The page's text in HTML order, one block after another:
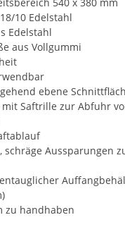
10 Edelstahl
Edelstahl
aus Vollgummi
ebene
Saftrille zur Abfuhr
schräge Aussparungen
zu handhaben